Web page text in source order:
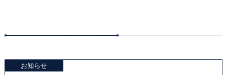
お客様の声
お知らせ